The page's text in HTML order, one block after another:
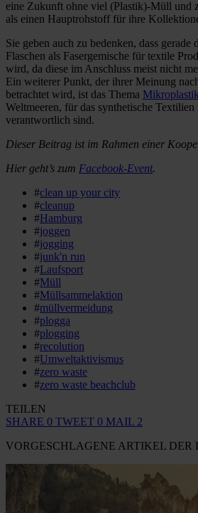
eine Zukunft ohne viel (Plastik)-Müll und
als einen Hauptrohstoff für ihre
Sie geben auch zu bedenken, dass gerade
Flaschen als Fasergemische für textile
wird, da diese im Anschluss meist nicht
Ein weiterer Punkt, der ihrer Meinung
betrachtet wird, ist das Thema
Weltmeeren, für das synthetische
verantwortlich sind.
Dieser Beitrag ist im Rahmen einer
Hier geht’s zum Facebook-Event.
#clean up your city
#cleanup
#Hamburg
#joggen
#jogging
#junk'n run
#Laufsport
#Müll
#Müllsammelaktion
#müllvermeidung
#plogga
#plogging
#recolution
#Umweltaktivismus
#zero waste
#zero waste beachclub
TEILEN
SHARE 0 TWEET 0 MAIL 2
VORGESCHLAGENE ARTIKEL DER